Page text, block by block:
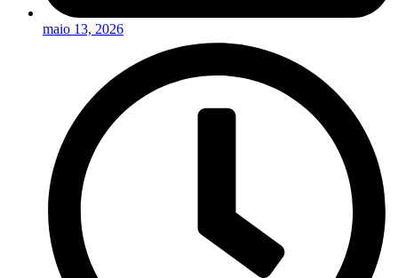
maio 13, 2026